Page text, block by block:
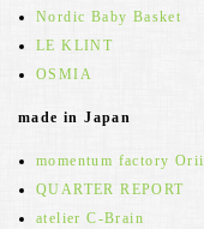
Nordic Baby Basket
LE KLINT
OSMIA
made in Japan
momentum factory Orii
QUARTER REPORT
atelier C-Brain